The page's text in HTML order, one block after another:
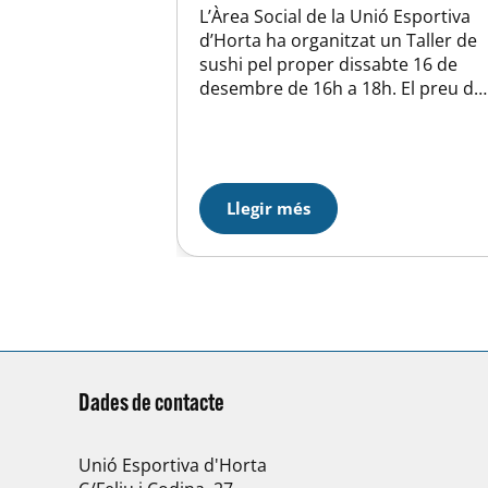
L’Àrea Social de la Unió Esportiva
d’Horta ha organitzat un Taller de
sushi pel proper dissabte 16 de
desembre de 16h a 18h. El preu del
material que us deixaran per fer
l’activitat i el sushi…
Llegir més
Dades de contacte
Unió Esportiva d'Horta